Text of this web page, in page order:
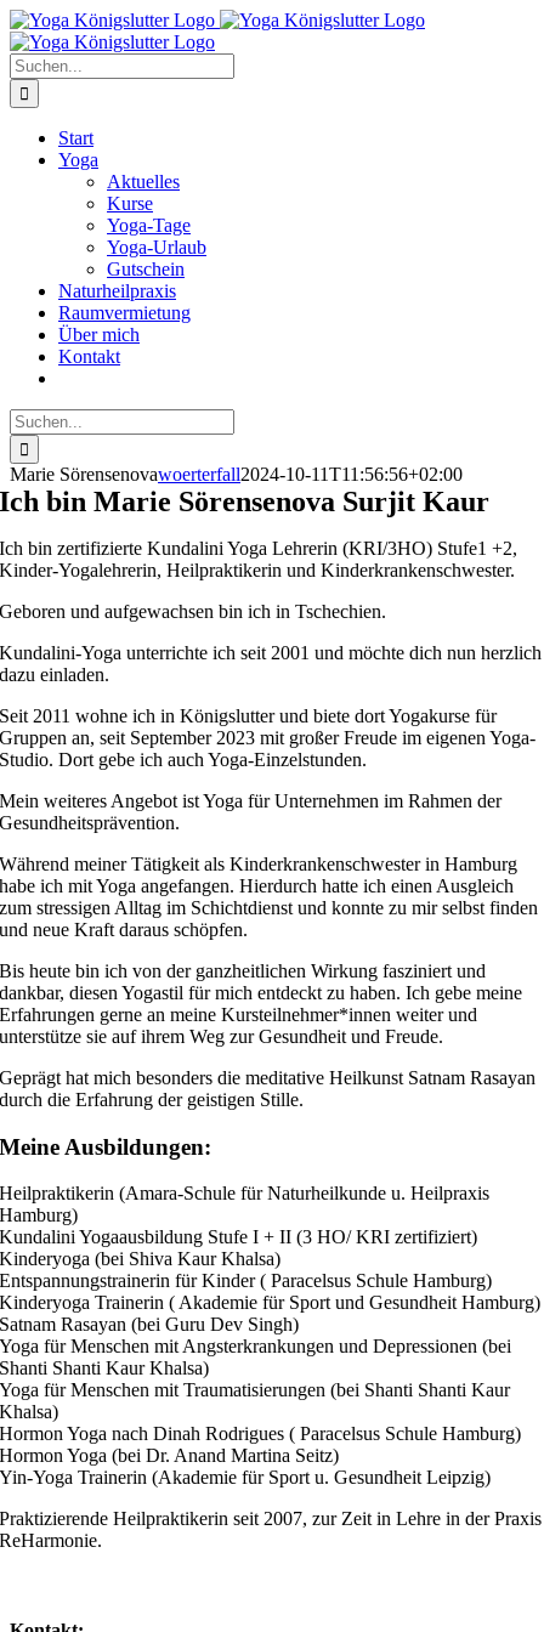
Zum
Inhalt
springen
Suche
nach:
Start
Yoga
Aktuelles
Kurse
Yoga-Tage
Yoga-Urlaub
Gutschein
Naturheilpraxis
Raumvermietung
Über mich
Kontakt
Suche
nach:
Marie Sörensenovawoerterfall2024-10-11T11:56:56+02:00
Ich bin Marie Sörensenova Surjit Kaur
Ich bin zertifizierte Kundalini Yoga Lehrerin (KRI/3HO) Stufe1 +2,
Kinder-Yogalehrerin, Heilpraktikerin und Kinderkrankenschwester.
Geboren und aufgewachsen bin ich in Tschechien.
Kundalini-Yoga unterrichte ich seit 2001 und möchte dich nun herzlich
dazu einladen.
Seit 2011 wohne ich in Königslutter und biete dort Yogakurse für
Gruppen an, seit September 2023 mit großer Freude im eigenen Yoga-
Studio. Dort gebe ich auch Yoga-Einzelstunden.
Mein weiteres Angebot ist Yoga für Unternehmen im Rahmen der
Gesundheitsprävention.
Während meiner Tätigkeit als Kinderkrankenschwester in Hamburg
habe ich mit Yoga angefangen. Hierdurch hatte ich einen Ausgleich
zum stressigen Alltag im Schichtdienst und konnte zu mir selbst finden
und neue Kraft daraus schöpfen.
Bis heute bin ich von der ganzheitlichen Wirkung fasziniert und
dankbar, diesen Yogastil für mich entdeckt zu haben. Ich gebe meine
Erfahrungen gerne an meine Kursteilnehmer*innen weiter und
unterstütze sie auf ihrem Weg zur Gesundheit und Freude.
Geprägt hat mich besonders die meditative Heilkunst Satnam Rasayan
durch die Erfahrung der geistigen Stille.
Meine Ausbildungen:
Heilpraktikerin (Amara-Schule für Naturheilkunde u. Heilpraxis
Hamburg)
Kundalini Yogaausbildung Stufe I + II (3 HO/ KRI zertifiziert)
Kinderyoga (bei Shiva Kaur Khalsa)
Entspannungstrainerin für Kinder ( Paracelsus Schule Hamburg)
Kinderyoga Trainerin ( Akademie für Sport und Gesundheit Hamburg)
Satnam Rasayan (bei Guru Dev Singh)
Yoga für Menschen mit Angsterkrankungen und Depressionen (bei
Shanti Shanti Kaur Khalsa)
Yoga für Menschen mit Traumatisierungen (bei Shanti Shanti Kaur
Khalsa)
Hormon Yoga nach Dinah Rodrigues ( Paracelsus Schule Hamburg)
Hormon Yoga (bei Dr. Anand Martina Seitz)
Yin-Yoga Trainerin (Akademie für Sport u. Gesundheit Leipzig)
Praktizierende Heilpraktikerin seit 2007, zur Zeit in Lehre in der Praxis
ReHarmonie.